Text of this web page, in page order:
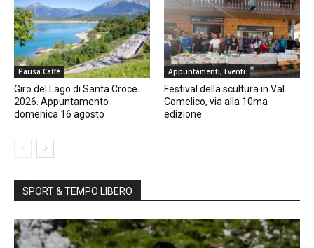
Pausa Caffè
Giro del Lago di Santa Croce
2026. Appuntamento
domenica 16 agosto
Appuntamenti, Eventi
Festival della scultura in Val
Comelico, via alla 10ma
edizione
SPORT & TEMPO LIBERO